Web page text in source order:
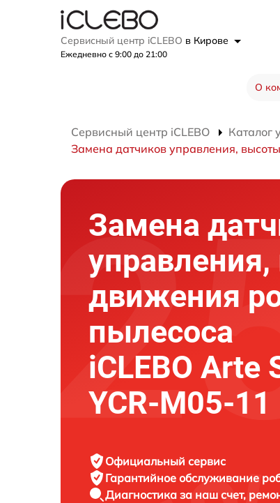
Сервисный центр iCLEBO в Кирове
Ежедневно с 9:00 до 21:00
О
Сервисный центр iCLEBO Каталог
Замена датчиков управления,
Замена
движения
пылесоса
iCLEBO Arte
YCR-M05-11
Официальный сервис
Гарантийное обслуживание
Диагностика за наш счет,